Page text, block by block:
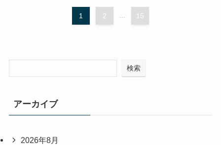
1 2 ... 15
検索
アーカイブ
2026年8月